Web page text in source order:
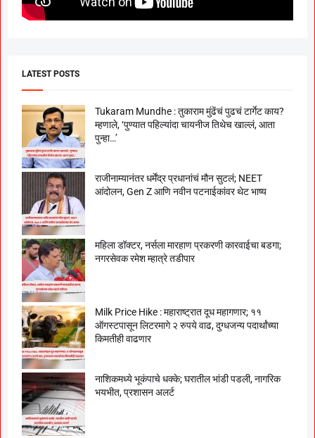
LATEST POSTS
Tukaram Mundhe : तुकाराम मुंढेंचं पुढचं टार्गेट काय?
म्हणाले, ‘पुण्यात पहिल्यांदा चायनीज तिथेच खाल्लं, आता
पुन्हा…’
राजीनाम्यानंतर धर्मेंद्र प्रधानांचं मौन सुटलं; NEET
आंदोलन, Gen Z आणि नवीन पटनाईकांवर थेट भाष्य
महिला डॉक्टर, नर्सला मारहाण प्रकरणी कारवाईचा बडगा;
नगरसेवक रमेश म्हात्रे तडीपार
Milk Price Hike : महाराष्ट्रात दूध महागणार; ११
ऑगस्टपासून लिटरमागे २ रुपये वाढ, दुग्धजन्य पदार्थांच्या
किमतीही वाढणार
नाशिकमध्ये भूकंपाचे धक्के; घरातील भांडी पडली, नागरिक
भयभीत, प्रशासन अलर्ट